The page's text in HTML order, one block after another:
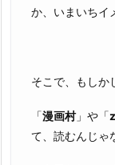
か、いまいちイ
そこで、もしか
「漫画村」や「
て、読むんじゃ